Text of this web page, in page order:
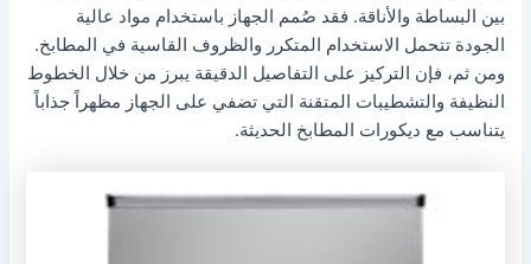
بين البساطة والأناقة. فقد صُمم الجهاز باستخدام مواد عالية
الجودة تتحمل الاستخدام المتكرر والظروف القاسية في المطابخ.
ومن ثم، فإن التركيز على التفاصيل الدقيقة يبرز من خلال الخطوط
النظيفة والتشطيبات المتقنة التي تضفي على الجهاز مظهراً جذاباً
يتناسب مع ديكورات المطابخ الحديثة.